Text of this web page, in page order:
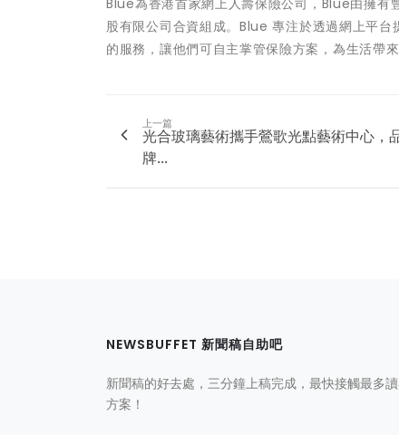
Blue為香港首家網上人壽保險公司，Blue由擁有
股有限公司合資組成。Blue 專注於透過網上平
的服務，讓他們可自主掌管保險方案，為生活帶
上一篇
光合玻璃藝術攜手鶯歌光點藝術中心，
牌...
NEWSBUFFET 新聞稿自助吧
新聞稿的好去處，三分鐘上稿完成，最快接觸最多
方案！